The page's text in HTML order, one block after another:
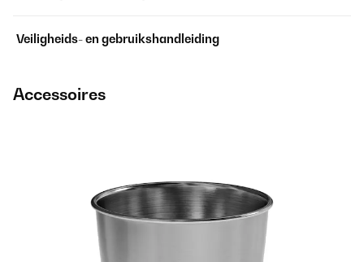
Veiligheids- en gebruikshandleiding
Accessoires